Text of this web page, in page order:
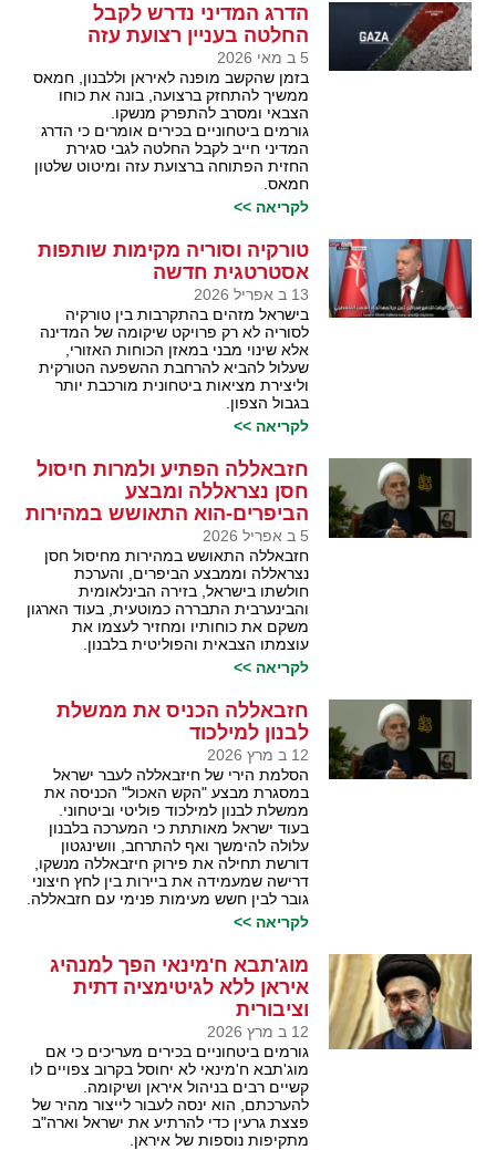
הדרג המדיני נדרש לקבל
החלטה בעניין רצועת עזה
5 ב מאי 2026
בזמן שהקשב מופנה לאיראן וללבנון, חמאס
ממשיך להתחזק ברצועה, בונה את כוחו
הצבאי ומסרב להתפרק מנשקו.
גורמים ביטחוניים בכירים אומרים כי הדרג
המדיני חייב לקבל החלטה לגבי סגירת
החזית הפתוחה ברצועת עזה ומיטוט שלטון
חמאס.
לקריאה >>
טורקיה וסוריה מקימות שותפות
אסטרטגית חדשה
13 ב אפריל 2026
בישראל מזהים בהתקרבות בין טורקיה
לסוריה לא רק פרויקט שיקומה של המדינה
אלא שינוי מבני במאזן הכוחות האזורי,
שעלול להביא להרחבת ההשפעה הטורקית
וליצירת מציאות ביטחונית מורכבת יותר
בגבול הצפון.
לקריאה >>
חזבאללה הפתיע ולמרות חיסול
חסן נצראללה ומבצע
הביפרים-הוא התאושש במהירות
5 ב אפריל 2026
חזבאללה התאושש במהירות מחיסול חסן
נצראללה וממבצע הביפרים, והערכת
חולשתו בישראל, בזירה הבינלאומית
והבינערבית התבררה כמוטעית, בעוד הארגון
משקם את כוחותיו ומחזיר לעצמו את
עוצמתו הצבאית והפוליטית בלבנון.
לקריאה >>
חזבאללה הכניס את ממשלת
לבנון למילכוד
12 ב מרץ 2026
הסלמת הירי של חיזבאללה לעבר ישראל
במסגרת מבצע "הקש האכול" הכניסה את
ממשלת לבנון למילכוד פוליטי וביטחוני.
בעוד ישראל מאותתת כי המערכה בלבנון
עלולה להימשך ואף להתרחב, וושינגטון
דורשת תחילה את פירוק חיזבאללה מנשקו,
דרישה שמעמידה את ביירות בין לחץ חיצוני
גובר לבין חשש מעימות פנימי עם חזבאללה.
לקריאה >>
מוג'תבא ח'מינאי הפך למנהיג
איראן ללא לגיטימציה דתית
וציבורית
12 ב מרץ 2026
גורמים ביטחוניים בכירים מעריכים כי אם
מוג'תבא ח'מינאי לא יחוסל בקרוב צפויים לו
קשיים רבים בניהול איראן ושיקומה.
להערכתם, הוא ינסה לעבור לייצור מהיר של
פצצת גרעין כדי להרתיע את ישראל וארה"ב
מתקיפות נוספות של איראן.